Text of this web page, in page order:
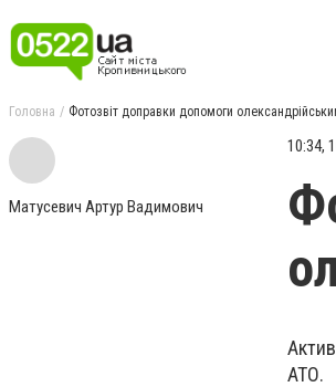
Головна Фотозвіт доправки допомоги
Матусевич Артур Вадимович
10:34,
АТО.